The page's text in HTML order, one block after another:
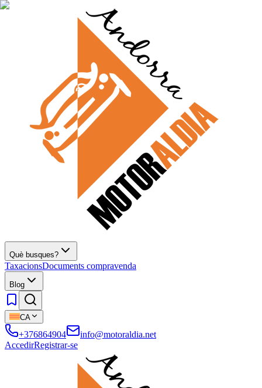
Què busques?
TaxacionsDocuments compravenda
Blog
CA
+376864904
info@motoraldia.net
AccedirRegistrar-se